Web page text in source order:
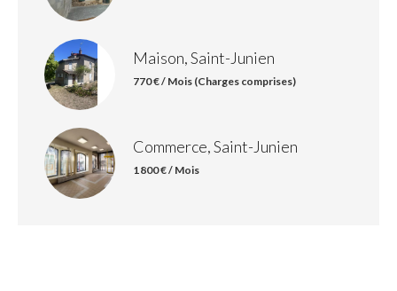
Maison, Saint-Junien
770 € / Mois (Charges comprises)
Commerce, Saint-Junien
1 800 € / Mois